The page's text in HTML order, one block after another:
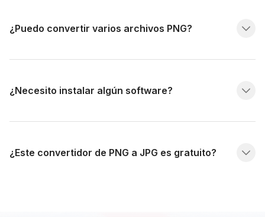
¿Puedo convertir varios archivos PNG?
¿Necesito instalar algún software?
¿Este convertidor de PNG a JPG es gratuito?